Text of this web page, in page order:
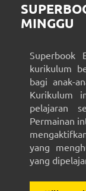
MINGGU
Superbook
kurikulum
bagi anak-
Kurikulum
pelajaran
Permainan
yang
yang